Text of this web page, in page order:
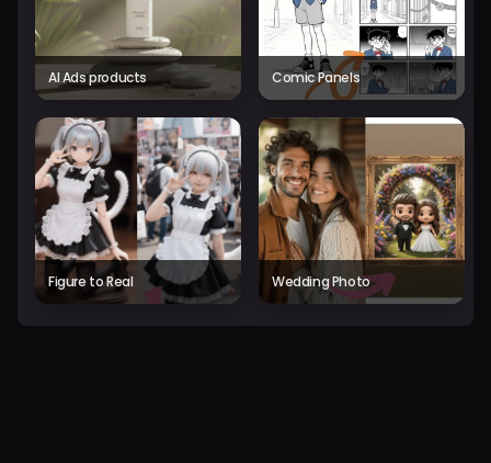
AI Ads products Comic Panels
Figure to Real Wedding Photo